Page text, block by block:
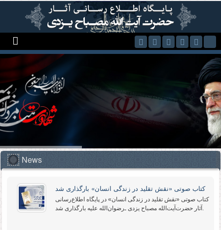
Skip to main content
News
کتاب صوتی «نقش تقلید در زندگی انسان» بارگذاری شد
کتاب صوتی «نقش تقلید در زندگی انسان» در پایگاه اطلاع‌رسانی
آثار حضرت‌آیت‌الله مصباح یزدی ـ‌رضوان‌الله علیه‌ بارگذاری شد.